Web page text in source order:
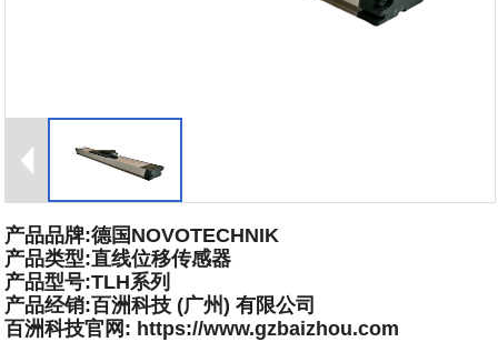
产品品牌:德国NOVOTECHNIK
产品类型:直线位移传感器
产品型号:TLH系列
产品经销:百洲科技 (广州) 有限公司
百洲科技官网: https://www.gzbaizhou.com